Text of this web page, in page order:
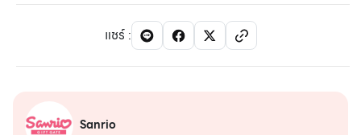
แชร์:
Sanrio